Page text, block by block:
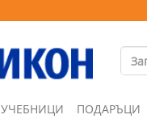
УЧЕБНИЦИ ПОДАРЪЦИ